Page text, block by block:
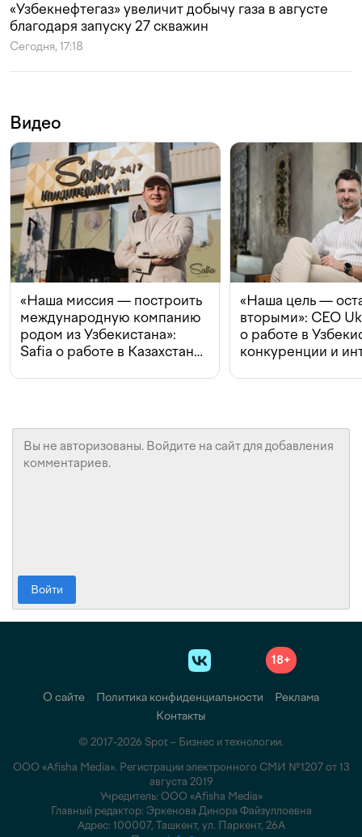
«Узбекнефтегаз» увеличит добычу газа в августе
благодаря запуску 27 скважин
Сегодня, 17:18
Видео
«Наша миссия — построить
международную компанию
родом из Узбекистана»:
Safia о работе в Казахстане,
«Наша цель —
вторыми»: CEO
о работе в
конкуренции и
Войти
18+
О сайте Политика конфиденциальности
Реклама
Контакты
© 2017-2026 Spot – Бизнес и технологии.
ООО «Afisha Media». Регистрации электронного СМИ №1207 от 13
августа 2019
Учредитель: ООО «Afisha Media»
Главный редактор: Эркенова Динора Файзуллоевна
Адрес: 100007, Ташкент, ул. Паркент, 26А